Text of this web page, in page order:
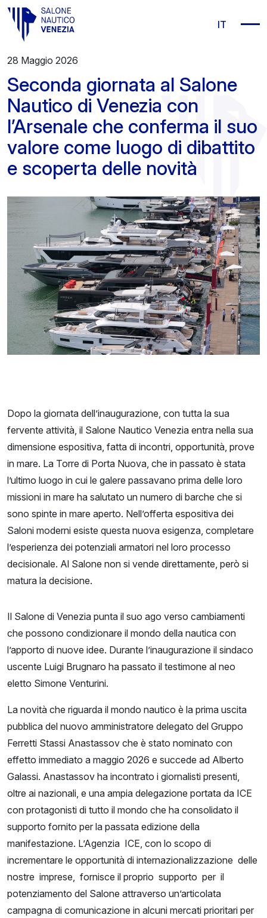
Vai al contenuto principale
IT
28 Maggio 2026
Seconda giornata al Salone
Nautico di Venezia con
l’Arsenale che conferma il suo
valore come luogo di dibattito
e scoperta delle novità
Dopo la giornata dell’inaugurazione, con tutta la sua
fervente attività, il Salone Nautico Venezia entra nella sua
dimensione espositiva, fatta di incontri, opportunità, prove
in mare. La Torre di Porta Nuova, che in passato è stata
l’ultimo luogo in cui le galere passavano prima delle loro
missioni in mare ha salutato un numero di barche che si
sono spinte in mare aperto. Nell’offerta espositiva dei
Saloni moderni esiste questa nuova esigenza, completare
l’esperienza dei potenziali armatori nel loro processo
decisionale. Al Salone non si vende direttamente, però si
matura la decisione.
Il Salone di Venezia punta il suo ago verso cambiamenti
che possono condizionare il mondo della nautica con
l’apporto di nuove idee. Durante l’inaugurazione il sindaco
uscente Luigi Brugnaro ha passato il testimone al neo
eletto Simone Venturini.
La novità che riguarda il mondo nautico è la prima uscita
pubblica del nuovo amministratore delegato del Gruppo
Ferretti Stassi Anastassov che è stato nominato con
effetto immediato a maggio 2026 e succede ad Alberto
Galassi. Anastassov ha incontrato i giornalisti presenti,
oltre ai nazionali, e una ampia delegazione portata da ICE
con protagonisti di tutto il mondo che ha consolidato il
supporto fornito per la passata edizione della
manifestazione. L’Agenzia ICE, con lo scopo di
incrementare le opportunità di internazionalizzazione delle
nostre imprese, fornisce il proprio supporto per il
potenziamento del Salone attraverso un’articolata
campagna di comunicazione in alcuni mercati prioritari per